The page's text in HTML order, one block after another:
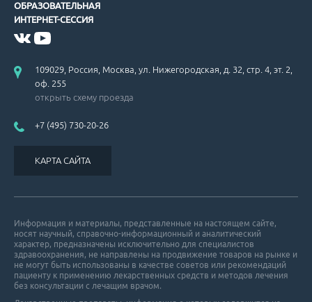
Американские рекомендации по вторичной профилактике ИБС.
Проблемы гиполипидемической терапии.
ОБРАЗОВАТЕЛЬНАЯ
ИНТЕРНЕТ-СЕССИЯ
109029, Россия, Москва, ул. Нижегородская, д. 32, стр. 4, эт. 2,
оф. 255
открыть схему проезда
+7 (495) 730-20-26
КАРТА САЙТА
Информация и материалы, представленные на настоящем сайте,
носят научный, справочно-информационный и аналитический
характер, предназначены исключительно для специалистов
здравоохранения, не направлены на продвижение товаров на рынке и
не могут быть использованы в качестве советов или рекомендаций
пациенту к применению лекарственных средств и методов лечения
без консультации с лечащим врачом.